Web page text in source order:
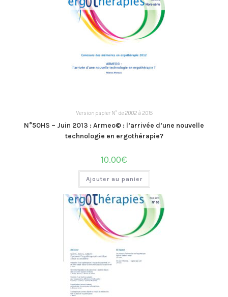
Version papier N° de 2002 à 2015
N°50HS – Juin 2013 : Armeo© : l’arrivée d’une nouvelle
technologie en ergothérapie?
10.00€
Ajouter au panier